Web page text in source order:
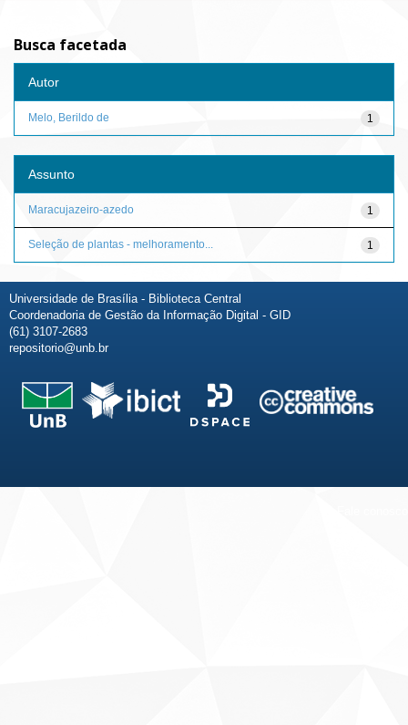
Busca facetada
Autor
1
Melo, Berildo de
Assunto
1
Maracujazeiro-azedo
1
Seleção de plantas - melhoramento...
Universidade de Brasília - Biblioteca Central
Coordenadoria de Gestão da Informação Digital - GID
(61) 3107-2683
repositorio@unb.br